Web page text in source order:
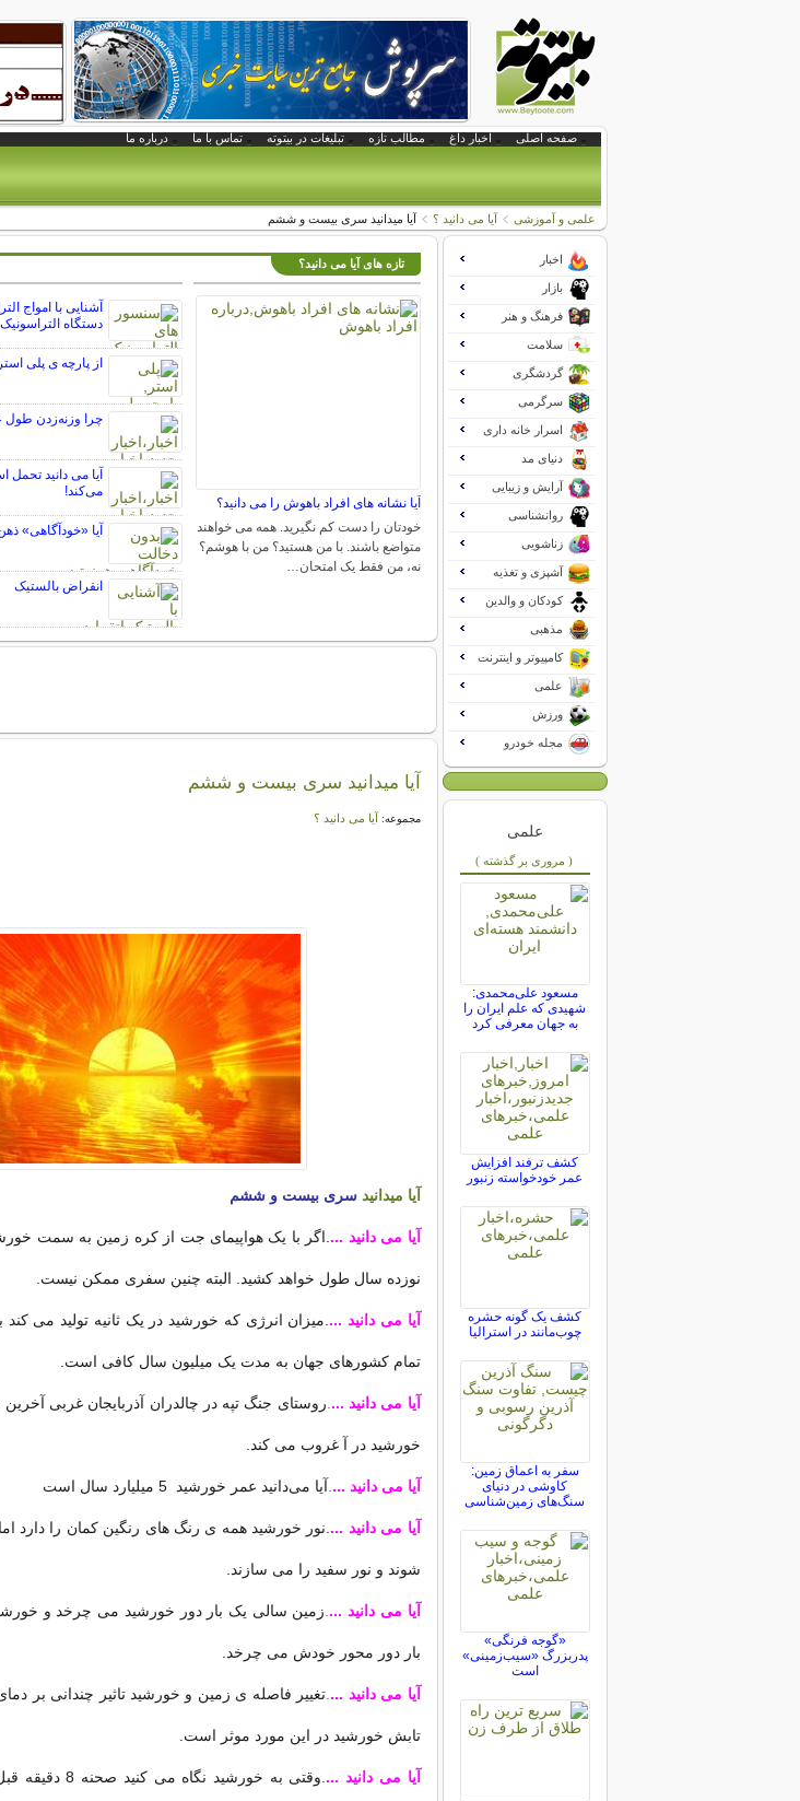
صفحه اصلی اخبار داغ مطالب تازه تبلیغات در بیتوته تماس با ما درباره ما
علمی و آموزشی آیا می دانید ؟ آیا میدانید سری بیست و ششم
تازه های آیا می دانید؟
آیا نشانه های افراد باهوش را می دانید؟
خودتان را دست کم نگیرید. همه می خواهند
متواضع باشند. با من هستید؟ من با هوشم؟
نه، من فقط یک امتحان…
آشنایی با امواج
دستگاه التراسونیک
از پارچه ی پلی
چرا وزنه‌زدن طول
آیا می دانید
می‌کند!
آیا «خودآگاهی»
انقراض بالستیک
آیا میدانید سری بیست و ششم
مجموعه: آیا می دانید ؟
آیا میدانید سری بیست و ششم
آیا می دانید ... .اگر با یک هواپیمای جت از کره زمین به سمت
نوزده سال طول خواهد کشید. البته چنین سفری ممکن نیست.
آیا می دانید ... .میزان انرژی که خورشید در یک ثانیه تولید می کند
تمام کشورهای جهان به مدت یک میلیون سال کافی است.
آیا می دانید ... روستای جنگ تپه در چالدران آذربایجان غربی
خورشید در آ غروب می کند.
آیا می دانید ... آیا می‌دانید عمر خورشید 5 میلیارد سال است
آیا می دانید ... .نور خورشید همه ی رنگ های رنگین کمان را دارد
شوند و نور سفید را می سازند.
آیا می دانید ...
بار دور محور خودش می چرخد.
آیا می دانید ... تغییر فاصله ی زمین و خورشید تاثیر چندانی بر
تابش خورشید در این مورد موثر است.
آیا می دانید ... .وقتی به خورشید
اخبار
بازار
فرهنگ و هنر
سلامت
گردشگری
سرگرمی
اسرار خانه داری
دنیای مد
آرایش و زیبایی
روانشناسی
زناشویی
آشپزی و تغذیه
کودکان و والدین
مذهبی
کامپیوتر و اینترنت
علمی
ورزش
مجله خودرو
علمی
( مروری بر گذشته )
مسعود علی‌محمدی:
شهیدی که علم ایران را
به جهان معرفی کرد
کشف ترفند افزایش
عمر خودخواسته زنبور
کشف یک گونه حشره
چوب‌مانند در استرالیا
سفر به اعماق زمین:
کاوشی در دنیای
سنگ‌های زمین‌شناسی
«گوجه فرنگی»
پدربزرگ «سیب‌زمینی»
است